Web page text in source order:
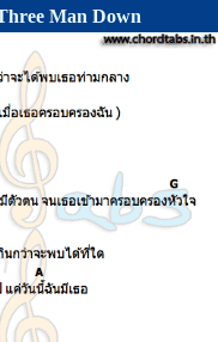
Man Down